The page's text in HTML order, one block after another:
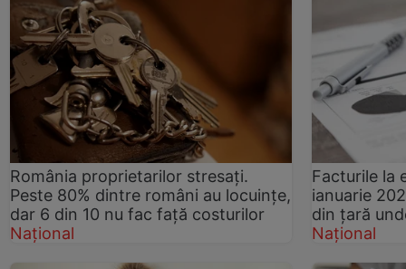
România proprietarilor stresați.
Peste 80% dintre români au locuințe,
dar 6 din 10 nu fac față costurilor
Național
Facturile la
ianuarie
din țară
Național